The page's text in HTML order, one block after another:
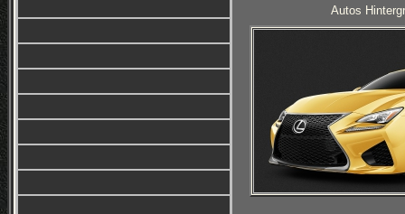
Autos